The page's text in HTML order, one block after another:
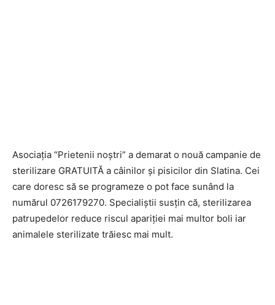
Asociația “Prietenii noștri” a demarat o nouă campanie de
sterilizare GRATUITĂ a câinilor și pisicilor din Slatina. Cei
care doresc să se programeze o pot face sunând la
numărul 0726179270. Specialiștii susțin că, sterilizarea
patrupedelor reduce riscul apariției mai multor boli iar
animalele sterilizate trăiesc mai mult.